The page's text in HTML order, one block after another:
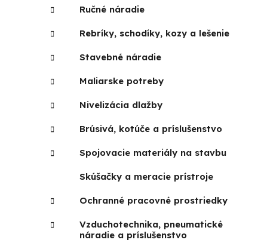
e
Ručné náradie
Rebríky, schodíky, kozy a lešenie
Stavebné náradie
Maliarske potreby
Nivelizácia dlažby
Brúsivá, kotúče a príslušenstvo
Spojovacie materiály na stavbu
Skúšačky a meracie prístroje
Ochranné pracovné prostriedky
Vzduchotechnika, pneumatické
náradie a príslušenstvo